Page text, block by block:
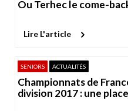
Ou Terhec le come-
Lire L'article
SENIORS ACTUALITÉS
Championnats de
division 2017 : une